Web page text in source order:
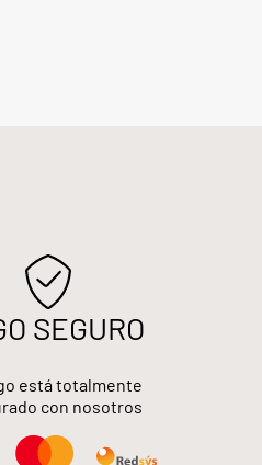
SEGURO
está totalmente
con nosotros